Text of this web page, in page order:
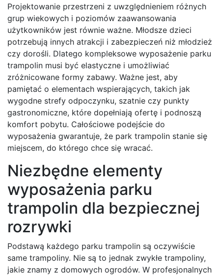
Projektowanie przestrzeni z uwzględnieniem różnych
grup wiekowych i poziomów zaawansowania
użytkowników jest równie ważne. Młodsze dzieci
potrzebują innych atrakcji i zabezpieczeń niż młodzież
czy dorośli. Dlatego kompleksowe wyposażenie parku
trampolin musi być elastyczne i umożliwiać
zróżnicowane formy zabawy. Ważne jest, aby
pamiętać o elementach wspierających, takich jak
wygodne strefy odpoczynku, szatnie czy punkty
gastronomiczne, które dopełniają ofertę i podnoszą
komfort pobytu. Całościowe podejście do
wyposażenia gwarantuje, że park trampolin stanie się
miejscem, do którego chce się wracać.
Niezbędne elementy
wyposażenia parku
trampolin dla bezpiecznej
rozrywki
Podstawą każdego parku trampolin są oczywiście
same trampoliny. Nie są to jednak zwykłe trampoliny,
jakie znamy z domowych ogrodów. W profesjonalnych